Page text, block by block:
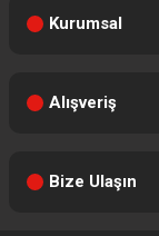
Kurumsal
Alışveriş
Bize Ulaşın